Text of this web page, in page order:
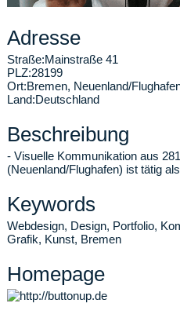
Adresse
Straße:Mainstraße 41
PLZ:28199
Ort:Bremen, Neuenland/
Land:Deutschland
Beschreibung
- Visuelle Kommunikation aus
(Neuenland/Flughafen) ist tätig
Keywords
Webdesign, Design, Portfolio,
Grafik, Kunst, Bremen
Homepage